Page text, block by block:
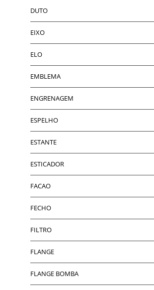
DUTO
EIXO
ELO
EMBLEMA
ENGRENAGEM
ESPELHO
ESTANTE
ESTICADOR
FACAO
FECHO
FILTRO
FLANGE
FLANGE BOMBA